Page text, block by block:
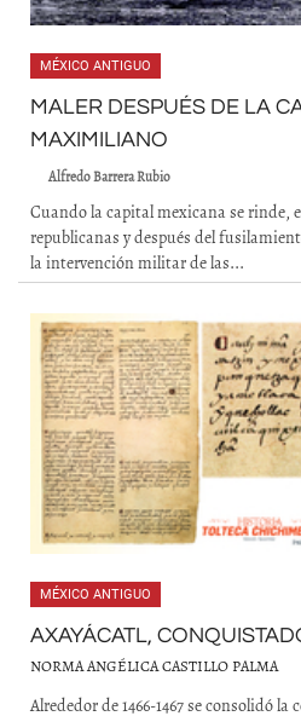
MÉXICO ANTIGUO
MALER DESPUÉS DE LA
MAXIMILIANO
Alfredo Barrera Rubio
Cuando la capital mexicana se rinde,
republicanas y después del
la intervención militar de las...
MÉXICO ANTIGUO
AXAYÁCATL,
NORMA ANGÉLICA CASTILLO PALMA
Alrededor de 1466-1467 se consolidó la